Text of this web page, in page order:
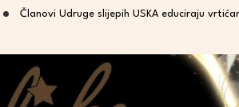
Članovi Udruge slijepih USKA educiraju